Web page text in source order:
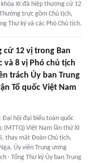
XI đã hiệp thương cử 12
trực gồm Chủ tịch,
Thư ký và các Phó Chủ tịch.
cử 12 vị trong Ban
8 vị Phó chủ tịch
trách Ủy ban Trung
Tổ quốc Việt Nam
Đại hội đại biểu toàn quốc
(MTTQ) Việt Nam lần thứ XI
thay mặt Đoàn Chủ tịch,
Ủy viên Trung ương
- Tổng Thư ký Ủy ban Trung